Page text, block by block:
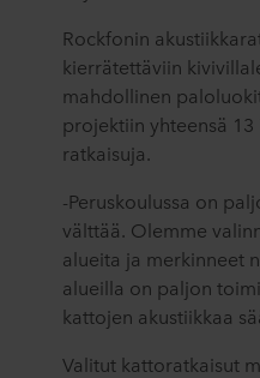
Rockfonin
kierrätettäviin
mahdollinen
projektiin yhteensä 13
ratkaisuja.
-Peruskoulussa on
välttää. Olemme
alueita ja merkinneet
alueilla on paljon
kattojen akustiikkaa
Valitut kattoratkaisut